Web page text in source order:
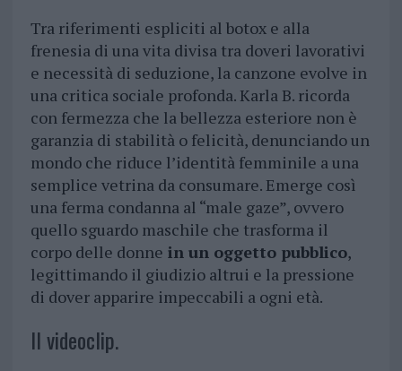
Tra riferimenti espliciti al botox e alla
frenesia di una vita divisa tra doveri lavorativi
e necessità di seduzione, la canzone evolve in
una critica sociale profonda. Karla B. ricorda
con fermezza che la bellezza esteriore non è
garanzia di stabilità o felicità, denunciando un
mondo che riduce l’identità femminile a una
semplice vetrina da consumare. Emerge così
una ferma condanna al “male gaze”, ovvero
quello sguardo maschile che trasforma il
corpo delle donne in un oggetto pubblico,
legittimando il giudizio altrui e la pressione
di dover apparire impeccabili a ogni età.
Il videoclip.